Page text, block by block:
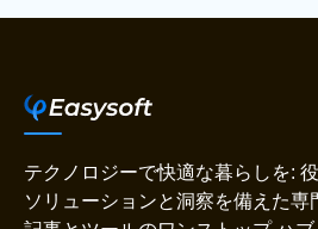
テクノロジーで快適な暮らしを:
ソリューションと洞察を備えた専